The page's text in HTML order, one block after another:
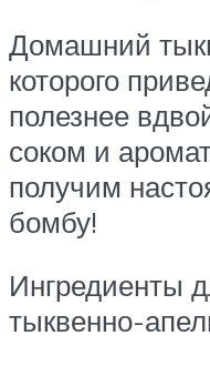
Домашний
которого
полезнее
соком и
получим
бомбу!
Ингредиенты
тыквенно-